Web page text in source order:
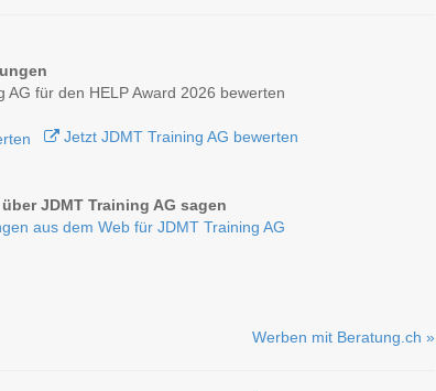
AG für den HELP Award 2026 bewerten
Jetzt JDMT Training AG bewerten
JDMT Training AG sagen
aus dem Web für JDMT Training AG
Werben mit Beratung.ch »